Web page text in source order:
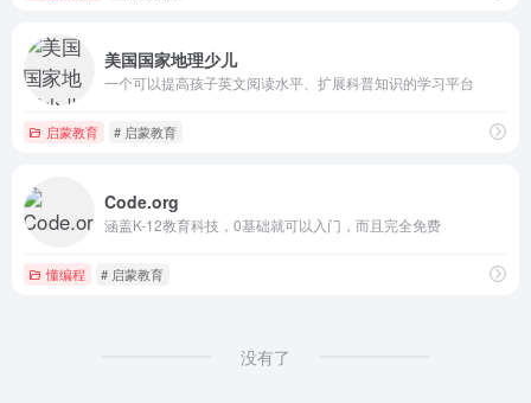
美国国家地理少儿
一个可以提高孩子英文阅读水平、扩展科普知识的学习平台
启蒙教育 # 启蒙教育
Code.org
涵盖K-12教育科技，0基础就可以入门，而且完全免费
懂编程 # 启蒙教育
没有了